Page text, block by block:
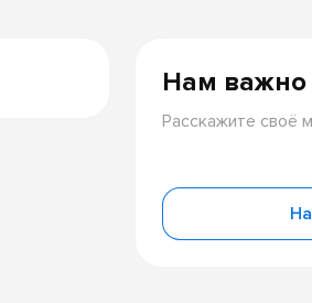
Нам
Расскажите своё